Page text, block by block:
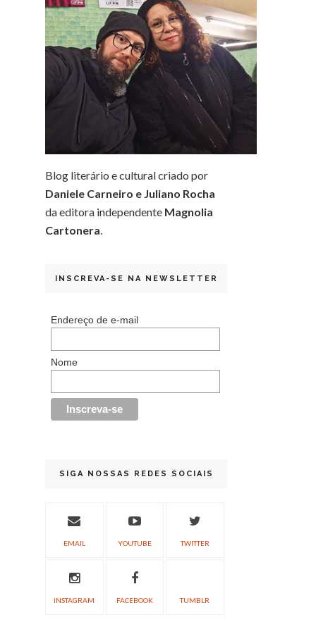
Blog literário e cultural criado por
Daniele Carneiro e Juliano Rocha
da editora independente Magnolia
Cartonera.
INSCREVA-SE NA NEWSLETTER
Endereço de e-mail
Nome
SIGA NOSSAS REDES SOCIAIS
EMAIL YOUTUBE TWITTER
INSTAGRAM FACEBOOK TUMBLR